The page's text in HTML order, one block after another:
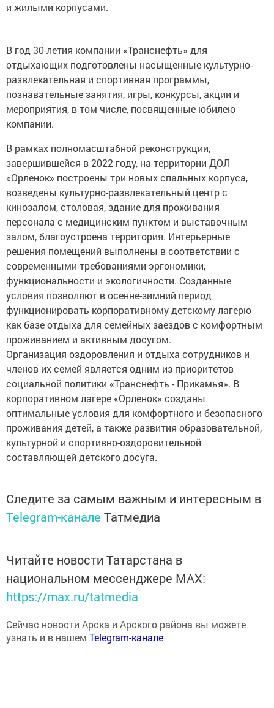
и жилыми корпусами.
В год 30-летия компании «Транснефть» для
отдыхающих подготовлены насыщенные культурно-
развлекательная и спортивная программы,
познавательные занятия, игры, конкурсы, акции и
мероприятия, в том числе, посвященные юбилею
компании.
В рамках полномасштабной реконструкции,
завершившейся в 2022 году, на территории ДОЛ
«Орленок» построены три новых спальных корпуса,
возведены культурно-развлекательный центр с
кинозалом, столовая, здание для проживания
персонала с медицинским пунктом и выставочным
залом, благоустроена территория. Интерьерные
решения помещений выполнены в соответствии с
современными требованиями эргономики,
функциональности и экологичности. Созданные
условия позволяют в осенне-зимний период
функционировать корпоративному детскому лагерю
как базе отдыха для семейных заездов с комфортным
проживанием и активным досугом.
Организация оздоровления и отдыха сотрудников и
членов их семей является одним из приоритетов
социальной политики «Транснефть - Прикамья». В
корпоративном лагере «Орленок» созданы
оптимальные условия для комфортного и безопасного
проживания детей, а также развития образовательной,
культурной и спортивно-оздоровительной
составляющей детского досуга.
Следите за самым важным и интересным в
Telegram-канале Татмедиа
Читайте новости Татарстана в
национальном мессенджере MАХ:
https://max.ru/tatmedia
Сейчас новости Арска и Арского района вы можете
узнать и в нашем Telegram-канале